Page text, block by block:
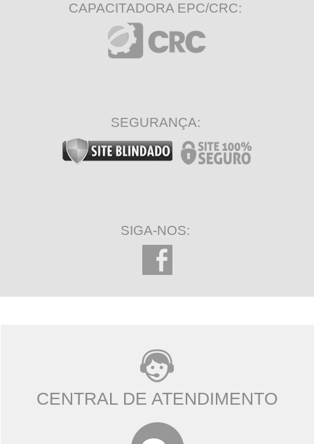
CAPACITADORA EPC/CRC:
SEGURANÇA:
SIGA-NOS:
CENTRAL DE ATENDIMENTO